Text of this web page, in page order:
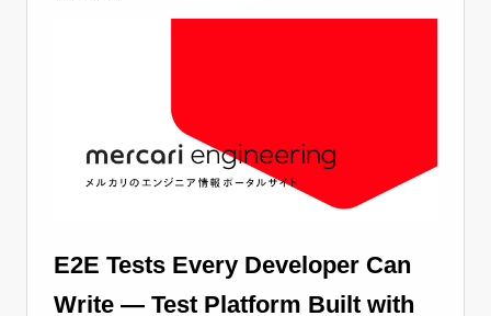
E2E Tests Every Developer Can
Write — Test Platform Built with